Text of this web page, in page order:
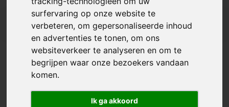
surfervaring op onze website te
verbeteren, om gepersonaliseerde inhoud
en advertenties te tonen, om ons
websiteverkeer te analyseren en om te
begrijpen waar onze bezoekers vandaan
komen.
Ik ga akkoord
€12,50